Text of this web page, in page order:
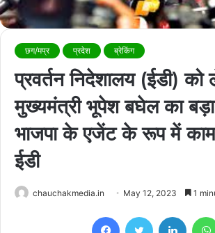
छग/मप्र प्रदेश ब्रेकिंग
प्रवर्तन निदेशालय (ईडी)
मुख्यमंत्री भूपेश बघेल का
भाजपा के एजेंट के रूप में
ईडी
chauchakmedia.in May 12, 2023 1
FacebookTwitter